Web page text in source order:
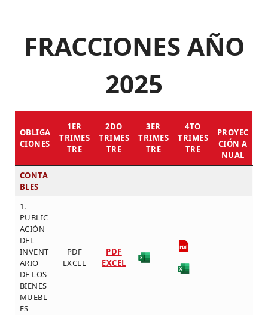
FRACCIONES AÑO
2025
OBLIGA
CIONES
1ER
TRIMES
TRE
2DO
TRIMES
TRE
3ER
TRIMES
TRE
4TO
TRIMES
TRE
PROYEC
CIÓN A
NUAL
CONTA
BLES
1.
PUBLIC
ACIÓN
DEL
INVENT
ARIO
DE LOS
BIENES
MUEBL
ES
PDF
EXCEL
PDF
EXCEL